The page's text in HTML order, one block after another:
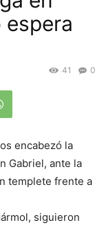
espera
0
41
encabezó la
Gabriel, ante la
templete frente a
siguieron